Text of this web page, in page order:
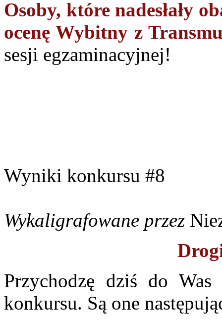
Osoby, które nadesłały
ocenę Wybitny z
sesji egzaminacyjnej!
Wyniki konkursu #8
Wykaligrafowane przez
Przychodzę dziś do
konkursu. Są one